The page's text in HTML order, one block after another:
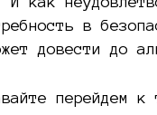
в
довести до
перейдем к